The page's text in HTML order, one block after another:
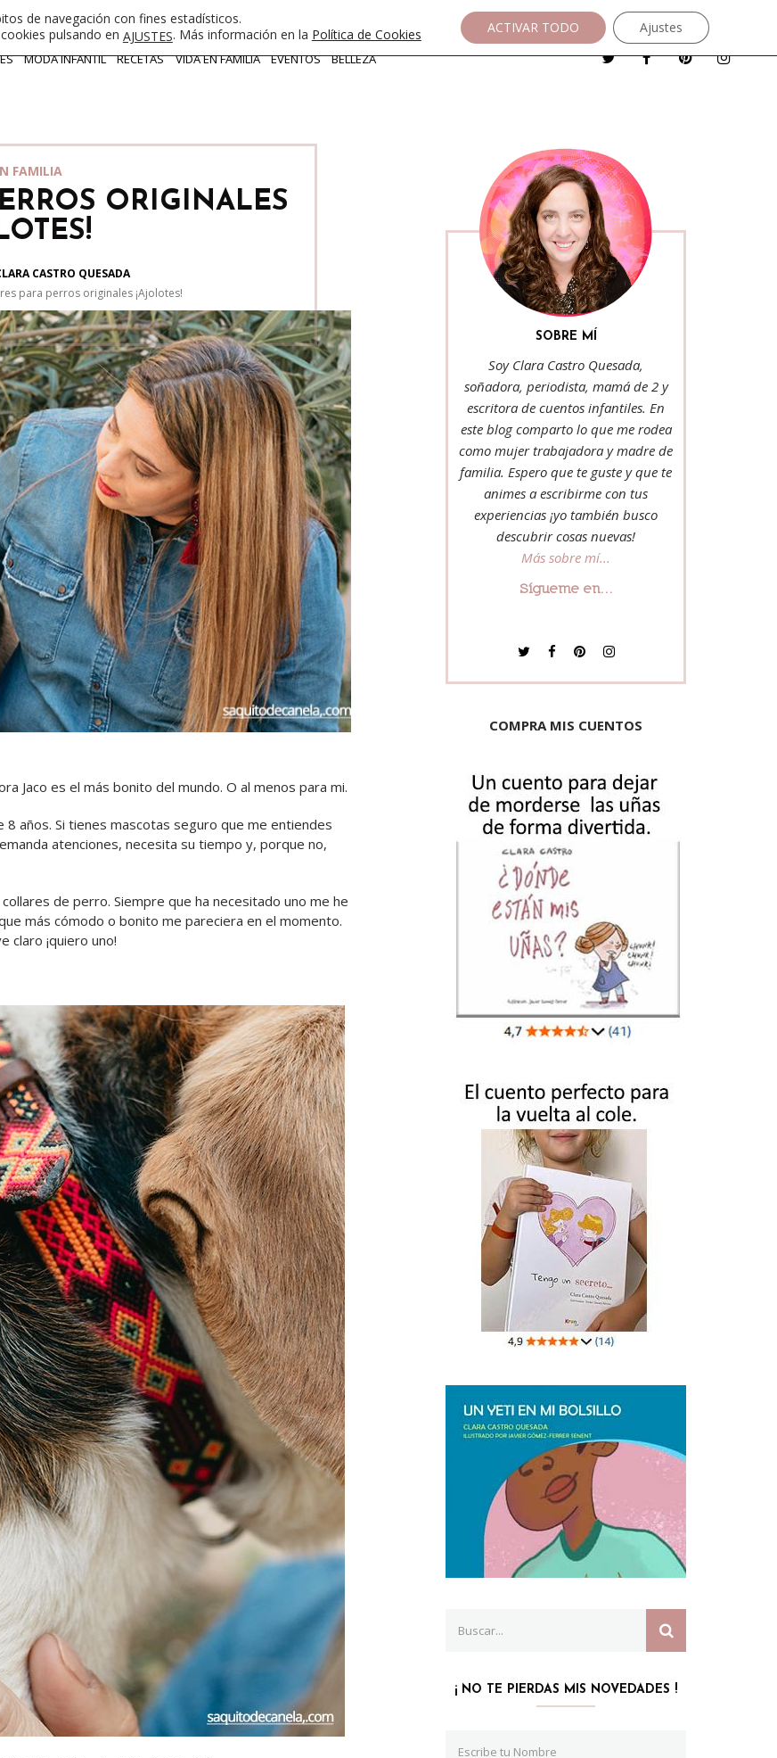
MODA INFANTIL RECETAS VIDA EN FAMILIA EVENTOS BELLEZA
FAMILIA
ORIGINALES
CASTRO QUESADA
para perros originales ¡Ajolotes!
Jaco es el más bonito del mundo. O al menos para mi.
años. Si tienes mascotas seguro que me entiendes
atenciones, necesita su tiempo y, porque no,
de perro. Siempre que ha necesitado uno me he
más cómodo o bonito me pareciera en el momento.
claro ¡quiero uno!
SOBRE MÍ
Soy Clara Castro Quesada,
soñadora, periodista, mamá de 2 y
escritora de cuentos infantiles. En
este blog comparto lo que me rodea
como mujer trabajadora y madre de
familia. Espero que te guste y que te
animes a escribirme con tus
experiencias ¡yo también busco
descubrir cosas nuevas!
Más sobre mí...
Sígueme en...
COMPRA MIS CUENTOS
for:
¡ NO TE PIERDAS MIS NOVEDADES !
de navegación con fines estadísticos.
pulsando en AJUSTES. Más información en la Política de Cookies ACTIVAR TODO Ajustes